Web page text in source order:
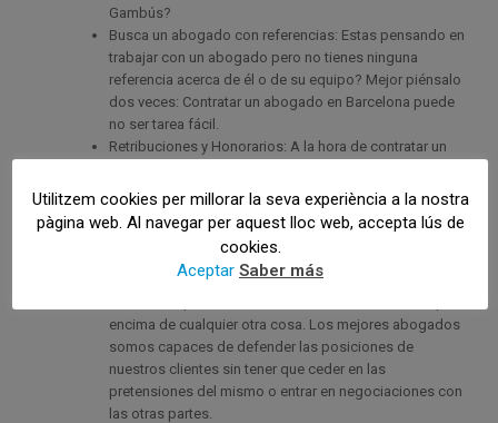
Gambús?
Busca un abogado con referencias: Estas pensando en
trabajar con un abogado pero no tienes ninguna
referencia acerca de él o de su equipo? Mejor piénsalo
dos veces: Contratar un abogado en Barcelona puede
no ser tarea fácil.
Retribuciones y Honorarios: A la hora de contratar un
importante buscar un profesional honrado. Es
importante que tenga unas tarifas claras así como pedir
un presupuesto cerrado por los servicios que estás
Defensa de tus intereses: El mejor abogado que puedas
encima de cualquier otra cosa. Los mejores abogados
somos capaces de defender las posiciones de
nuestros clientes sin tener que ceder en las
pretensiones del mismo o entrar en negociaciones con
las otras partes.
Utilitzem cookies per millorar la seva experiència a la nostra
pàgina web. Al navegar per aquest lloc web, accepta lús de
cookies.
Aceptar Saber más